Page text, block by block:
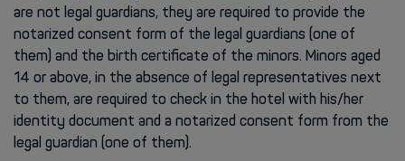
are not legal guardians, they are required to provide the
notarized consent form of the legal guardians (one of
them) and the birth certificate of the minors. Minors aged
14 or above, in the absence of legal representatives next
to them, are required to check in the hotel with his/her
identity document and a notarized consent form from the
legal guardian (one of them).